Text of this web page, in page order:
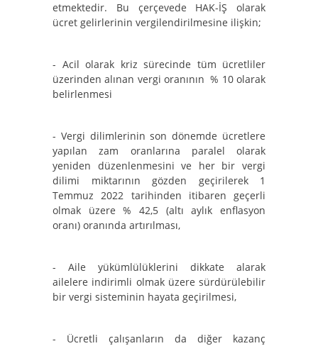
etmektedir. Bu çerçevede HAK-İŞ olarak
ücret gelirlerinin vergilendirilmesine ilişkin;
- Acil olarak kriz sürecinde tüm ücretliler
üzerinden alınan vergi oranının % 10 olarak
belirlenmesi
- Vergi dilimlerinin son dönemde ücretlere
yapılan zam oranlarına paralel olarak
yeniden düzenlenmesini ve her bir vergi
dilimi miktarının gözden geçirilerek 1
Temmuz 2022 tarihinden itibaren geçerli
olmak üzere % 42,5 (altı aylık enflasyon
oranı) oranında artırılması,
- Aile yükümlülüklerini dikkate alarak
ailelere indirimli olmak üzere sürdürülebilir
bir vergi sisteminin hayata geçirilmesi,
- Ücretli çalışanların da diğer kazanç